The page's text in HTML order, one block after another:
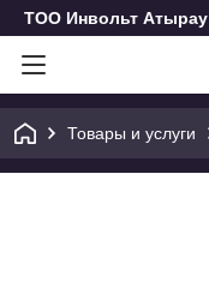
ТОО Инвольт Атырау
Товары и услуги